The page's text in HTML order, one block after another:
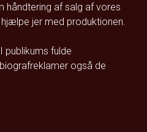
håndtering af salg af vores
jer med produktionen.
publikums fulde
også de